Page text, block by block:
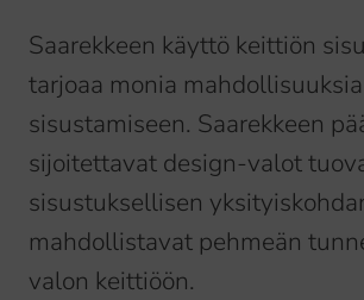
Saarekkeen käyttö keittiön
tarjoaa monia
sisustamiseen. Saarekkeen
sijoitettavat design-valot
sisustuksellisen
mahdollistavat pehmeän
valon keittiöön.